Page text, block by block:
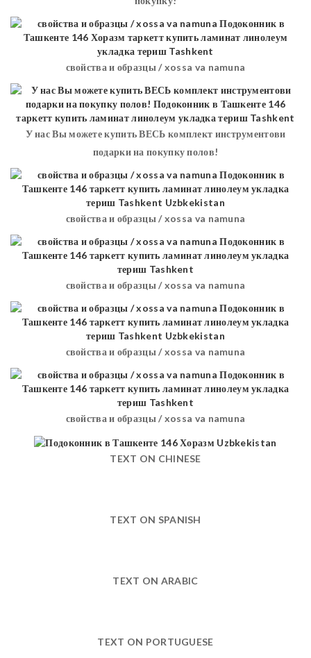
свойства и образцы / xossa va namuna
У нас Вы можете купить ВЕСЬ комплект инструментови
подарки на покупку полов!
свойства и образцы / xossa va namuna
свойства и образцы / xossa va namuna
свойства и образцы / xossa va namuna
свойства и образцы / xossa va namuna
TEXT ON CHINESE
TEXT ON SPANISH
TEXT ON ARABIC
TEXT ON PORTUGUESE